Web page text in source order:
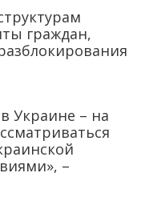
граждан,
Украине – на
–